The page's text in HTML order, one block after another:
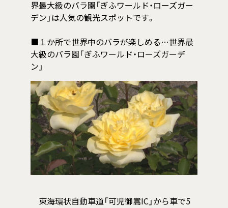
界最大級のバラ園「ぎふワールド・ローズガー
デン」は人気の観光スポットです。
■１か所で世界中のバラが楽しめる…世界最
大級のバラ園「ぎふワールド・ローズガーデ
ン」
東海環状自動車道「可児御嵩IC」から車で5